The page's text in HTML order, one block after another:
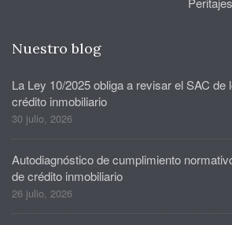
Nuestro blog
La Ley 10/2025 obliga a revisar el SAC de
crédito inmobiliario
30 julio, 2026
Autodiagnóstico de cumplimiento
de crédito inmobiliario
26 julio, 2026